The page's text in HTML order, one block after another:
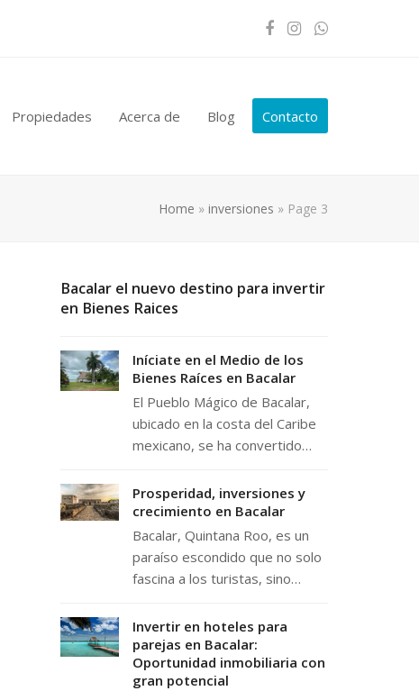
Facebook
Instagram
Whatsapp
Propiedades Acerca de Blog Contacto
Home » inversiones » Page 3
Bacalar el nuevo destino para invertir
en Bienes Raices
Iníciate en el Medio de los
Bienes Raíces en Bacalar
El Pueblo Mágico de Bacalar,
ubicado en la costa del Caribe
mexicano, se ha convertido…
Prosperidad, inversiones y
crecimiento en Bacalar
Bacalar, Quintana Roo, es un
paraíso escondido que no solo
fascina a los turistas, sino…
Invertir en hoteles para
parejas en Bacalar:
Oportunidad inmobiliaria con
gran potencial